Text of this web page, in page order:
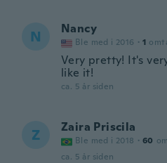
N Nancy
Ble med i 2016 · 1
Very pretty! It's
like it!
ca. 5 år siden
Z Zaira Priscila
Ble med i 2018 · 60
ca. 5 år siden